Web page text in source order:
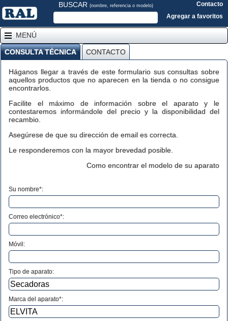
BUSCAR (nombre, referencia o modelo)
Contacto
Agregar a favoritos
MENÚ
CONSULTA TÉCNICA CONTACTO
Háganos llegar a través de este formulario sus consultas sobre
aquellos productos que no aparecen en la tienda o no consigue
encontrarlos.
Facilite el máximo de información sobre el aparato y le
contestaremos informándole del precio y la disponibilidad del
recambio.
Asegúrese de que su dirección de email es correcta.
Le responderemos con la mayor brevedad posible.
Como encontrar el modelo de su aparato
Su nombre*:
Correo electrónico*:
Móvil:
Tipo de aparato:
Marca del aparato*: